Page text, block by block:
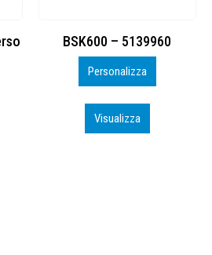
DTF
Personalizza
Visualizza